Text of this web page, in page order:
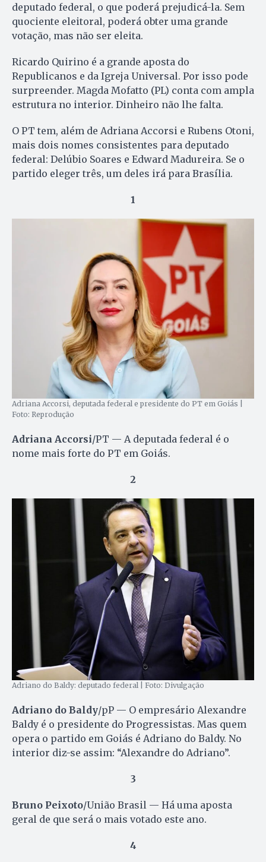
deputado federal, o que poderá prejudicá-la. Sem
quociente eleitoral, poderá obter uma grande
votação, mas não ser eleita.
Ricardo Quirino é a grande aposta do
Republicanos e da Igreja Universal. Por isso pode
surpreender. Magda Mofatto (PL) conta com ampla
estrutura no interior. Dinheiro não lhe falta.
O PT tem, além de Adriana Accorsi e Rubens Otoni,
mais dois nomes consistentes para deputado
federal: Delúbio Soares e Edward Madureira. Se o
partido eleger três, um deles irá para Brasília.
1
Adriana Accorsi, deputada federal e presidente do PT em Goiás |
Foto: Reprodução
Adriana Accorsi/PT — A deputada federal é o
nome mais forte do PT em Goiás.
2
Adriano do Baldy: deputado federal | Foto: Divulgação
Adriano do Baldy/pP — O empresário Alexandre
Baldy é o presidente do Progressistas. Mas quem
opera o partido em Goiás é Adriano do Baldy. No
interior diz-se assim: “Alexandre do Adriano”.
3
Bruno Peixoto/União Brasil — Há uma aposta
geral de que será o mais votado este ano.
4